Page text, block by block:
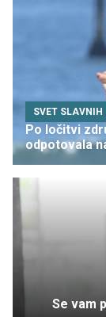
SVET SLAVNIH
Po ločitvi
odpotovala
Se vam